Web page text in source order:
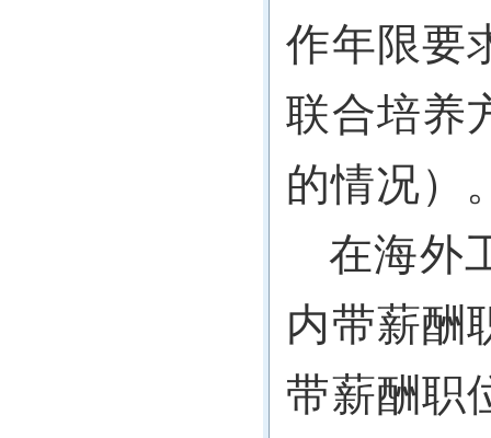
作年限要
联合培养
的情况）
在海外
内带薪酬
带薪酬职